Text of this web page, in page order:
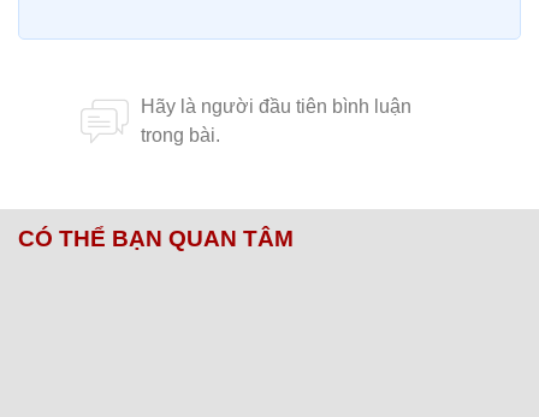
CÓ THỂ BẠN QUAN TÂM